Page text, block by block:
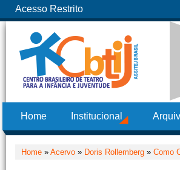
Acesso Restrito
Home Institucional
Home » Acervo » Doris Rollemberg » Como